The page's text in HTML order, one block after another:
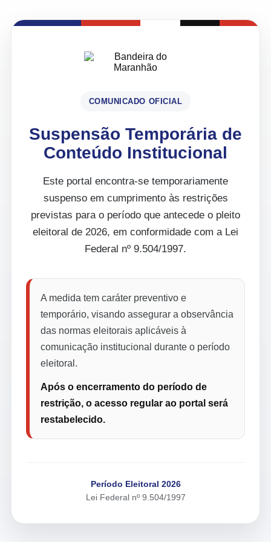
COMUNICADO OFICIAL
Suspensão Temporária de
Conteúdo Institucional
Este portal encontra-se temporariamente
suspenso em cumprimento às restrições
previstas para o período que antecede o pleito
eleitoral de 2026, em conformidade com a Lei
Federal nº 9.504/1997.
A medida tem caráter preventivo e
temporário, visando assegurar a observância
das normas eleitorais aplicáveis à
comunicação institucional durante o período
eleitoral.
Após o encerramento do período de
restrição, o acesso regular ao portal será
restabelecido.
Período Eleitoral 2026
Lei Federal nº 9.504/1997